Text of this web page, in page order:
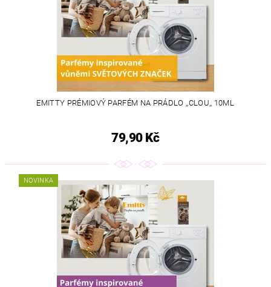
EMITTY PRÉMIOVÝ PARFÉM NA PRÁDLO ,,CLOU,, 10ML
79,90 Kč
NOVINKA